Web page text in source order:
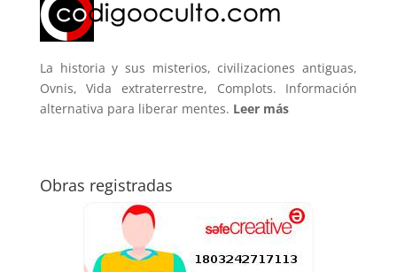
La historia y sus misterios, civilizaciones antiguas,
Ovnis, Vida extraterrestre, Complots. Información
alternativa para liberar mentes. Leer más
Obras registradas